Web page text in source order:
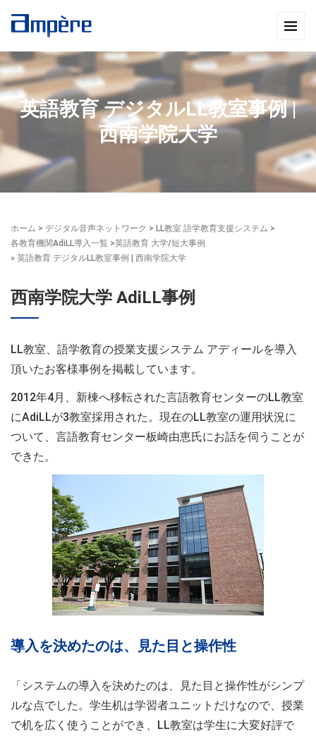
英語教育 デジタルLL教室事例 |
西南学院大学
ホーム > デジタル音声ネットワーク > LL教室 語学教育支援システム >
各教育機関AdiLL導入一覧 >英語教育 大学/短大事例
» 英語教育 デジタルLL教室事例 | 西南学院大学
西南学院大学 AdiLL事例
LL教室、語学教育の授業支援システム アディールを導入
頂いたお客様事例を掲載しています。
2012年4月、新棟へ移転された言語教育センターのLL教室
にAdiLLが3教室採用された。現在のLL教室の運用状況に
ついて、言語教育センター板崎由恵氏にお話を伺うことが
できた。
導入を決めたのは、見た目と操作性
「システムの導入を決めたのは、見た目と操作性がシンプ
ルな点でした。学生机は学習者ユニットだけなので、授業
で机を広く使うことができ、LL教室は学生に大変好評で